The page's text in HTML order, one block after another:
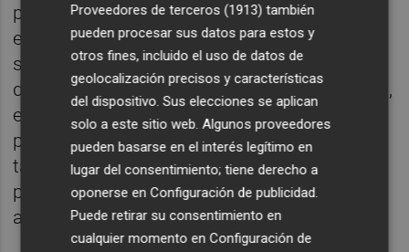
procesos evolutivos, La mente de los justos
explica por qué los ciudadanos de las
sociedades modernas viven divididos por
distintas visiones morales de la realidad que,
en última instancia, se traducen en tribus
políticas aparentemente insalvables. Y es,
también, una receta racional y moderada
para intentar superar ese enfrentamiento y
aprender a cooperar.
Proveedores de terceros (1913) también
pueden procesar sus datos para estos y
otros fines, incluido el uso de datos de
geolocalización precisos y características
del dispositivo. Sus elecciones se aplican
solo a este sitio web. Algunos proveedores
pueden basarse en el interés legítimo en
lugar del consentimiento; tiene derecho a
oponerse enConfiguración de publicidad.
Puede retirar su consentimiento en
cualquier momento enConfiguración de